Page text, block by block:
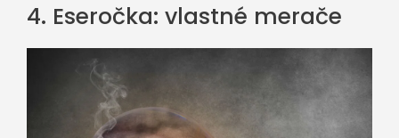
4. Eseročka: vlastné merače